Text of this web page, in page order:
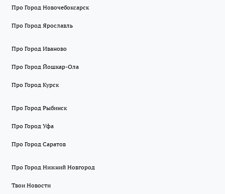
Про Город Новочебоксарск
Про Город Ярославль
Про Город Иваново
Про Город Йошкар-Ола
Про Город Курск
Про Город Рыбинск
Про Город Уфа
Про Город Саратов
Про Город Нижний Новгород
Твои Новости